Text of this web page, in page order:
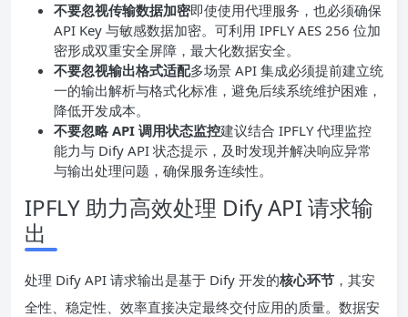
不要忽视传输数据加密即使使用代理服务，也必须确保
API Key 与敏感数据加密。可利用 IPFLY AES 256 位加
密形成双重安全屏障，最大化数据安全。
不要忽视输出格式适配多场景 API 集成必须提前建立统
一的输出解析与格式化标准，避免后续系统维护困难，
降低开发成本。
不要忽略 API 调用状态监控建议结合 IPFLY 代理监控
能力与 Dify API 状态提示，及时发现并解决响应异常
与输出处理问题，确保服务连续性。
IPFLY 助力高效处理 Dify API 请求输
出
处理 Dify API 请求输出是基于 Dify 开发的核心环节 ，其安
全性、稳定性、效率直接决定最终交付应用的质量。数据安